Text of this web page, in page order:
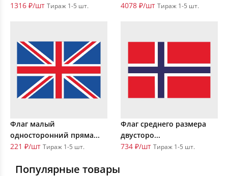
1316 ₽/шт Тираж 1-5 шт.
4078 ₽/шт Тираж 1-5 шт.
Флаг малый
односторонний пряма...
221 ₽/шт Тираж 1-5 шт.
Флаг среднего размера
двусторо...
734 ₽/шт Тираж 1-5 шт.
Популярные товары